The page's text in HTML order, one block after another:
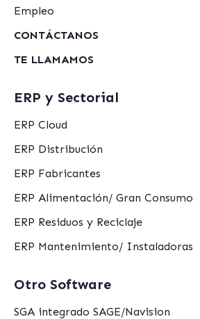
Empleo
CONTÁCTANOS
TE LLAMAMOS
ERP y Sectorial
ERP Cloud
ERP Distribución
ERP Fabricantes
ERP Alimentación/ Gran Consumo
ERP Residuos y Reciclaje
ERP Mantenimiento/ Instaladoras
Otro Software
SGA integrado SAGE/Navision